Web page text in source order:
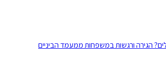
הגירה ורגשות במשפחות ממעמד הביניים